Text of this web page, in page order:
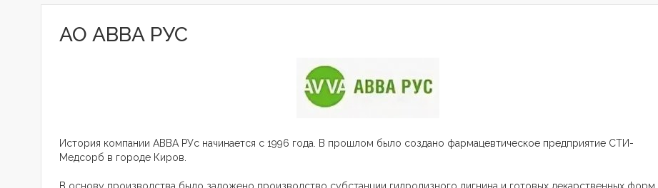
АО АВВА РУС
История компании АВВА РУс начинается с 1996 года. В прошлом было создано фармацевтическое предприятие СТИ-
Медсорб в городе Киров.